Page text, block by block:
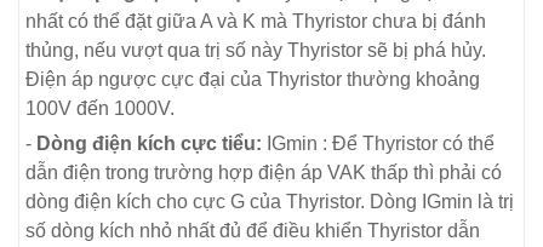
nhất có thể đặt giữa A và K mà Thyristor chưa bị đánh
thủng, nếu vượt qua trị số này Thyristor sẽ bị phá hủy.
Điện áp ngược cực đại của Thyristor thường khoảng
100V đến 1000V.
- Dòng điện kích cực tiểu: IGmin : Để Thyristor có thể
dẫn điện trong trường hợp điện áp VAK thấp thì phải có
dòng điện kích cho cực G của Thyristor. Dòng IGmin là trị
số dòng kích nhỏ nhất đủ để điều khiển Thyristor dẫn